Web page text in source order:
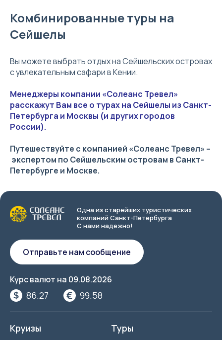
Комбинированные туры на
Сейшелы
Вы можете выбрать отдых на Сейшельских островах
с увлекательным сафари в Кении.
Менеджеры компании «Солеанс Тревел»
расскажут Вам все о турах на Сейшелы из Санкт-
Петербурга и Москвы (и других городов
России).
Путешествуйте с компанией «Солеанс Тревел» –
экспертом по Сейшельским островам в Санкт-
Петербурге и Москве.
Одна из старейших туристических
компаний Санкт-Петербурга
С нами надежно!
Курс валют на 09.08.2026
86.27 99.58
Отправьте нам сообщение
Круизы Туры